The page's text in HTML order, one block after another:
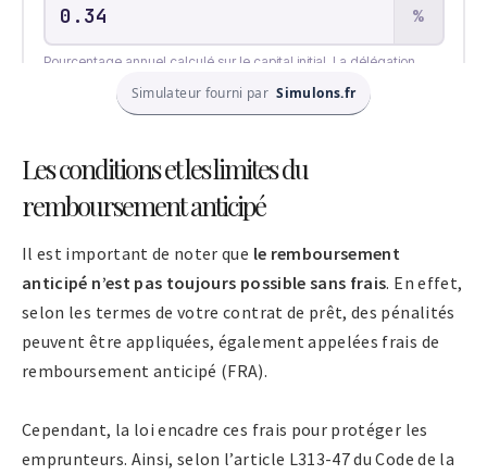
Simulateur fourni par Simulons.fr
Les conditions et les limites du
remboursement anticipé
Il est important de noter que le remboursement
anticipé n’est pas toujours possible sans frais. En effet,
selon les termes de votre contrat de prêt, des pénalités
peuvent être appliquées, également appelées frais de
remboursement anticipé (FRA).
Cependant, la loi encadre ces frais pour protéger les
emprunteurs. Ainsi, selon l’article L313-47 du Code de la